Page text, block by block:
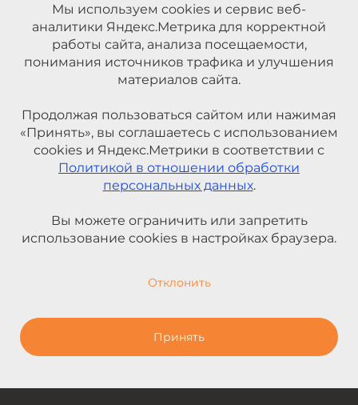
Мы используем cookies и сервис веб-
аналитики Яндекс.Метрика для корректной
работы сайта, анализа посещаемости,
понимания источников трафика и улучшения
материалов сайта.
Продолжая пользоваться сайтом или нажимая
«Принять», вы соглашаетесь с использованием
cookies и Яндекс.Метрики в соответствии с
Политикой в отношении обработки
персональных данных.
Вы можете ограничить или запретить
использование cookies в настройках браузера.
Отклонить
Принять